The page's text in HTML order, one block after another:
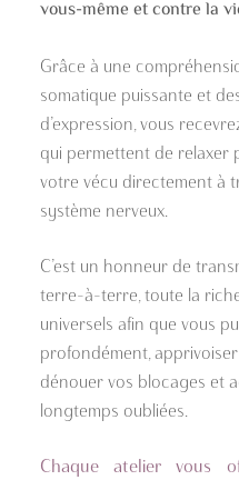
vous-même et contre la
Grâce à une
somatique puissante et
d’expression, vous
qui permettent de relaxer
votre vécu directement à
système nerveux.
C’est un honneur de
terre-à-terre, toute la
universels afin que vous
profondément,
dénouer vos blocages et
longtemps oubliées.
Chaque atelier vous